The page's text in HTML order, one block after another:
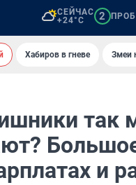
СЕЙЧАС
+24°C
2
Хабиров в гневе Змеи
так
и